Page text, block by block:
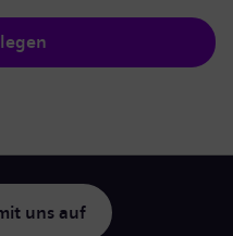
uns auf